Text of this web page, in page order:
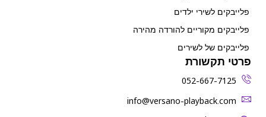
פלייבקים לשירי ילדים
פלייבקים מקוריים להורדה מהירה
פלייבקים של לשירים
פרטי תקשורת
052-667-7125
‫info@versano-playback.com‬